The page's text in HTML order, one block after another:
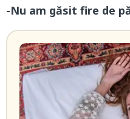
-Nu am găsit fire de